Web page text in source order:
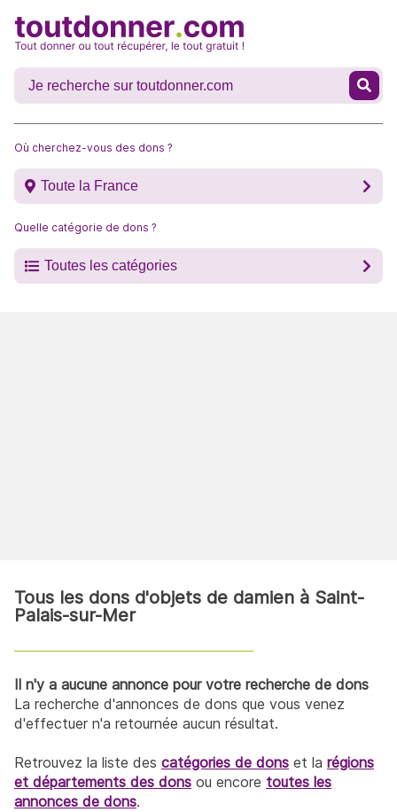
Où cherchez-vous des dons ?
Toute la France
Quelle catégorie de dons ?
Toutes les catégories
Tous les dons d'objets de damien à Saint-
Palais-sur-Mer
Il n'y a aucune annonce pour votre recherche de dons
La recherche d'annonces de dons que vous venez
d'effectuer n'a retournée aucun résultat.
Retrouvez la liste des catégories de dons et la régions
et départements des dons ou encore toutes les
annonces de dons.